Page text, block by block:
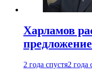
Харламов
2 года спустя2 года